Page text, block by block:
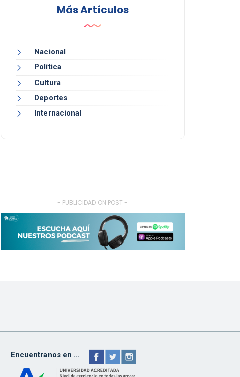
Más Artículos
Nacional
Política
Cultura
Deportes
Internacional
- PUBLICIDAD ON POST -
Encuentranos en ...